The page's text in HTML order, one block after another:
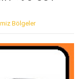
Bölgeler